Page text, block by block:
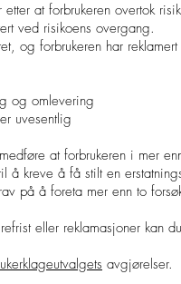
at forbrukeren overtok
ved risikoens overgang.
og forbrukeren har
og omlevering
uvesentlig
at forbrukeren i mer
å kreve å få stilt en
på å foreta mer enn to
eller reklamasjoner kan
avgjørelser.